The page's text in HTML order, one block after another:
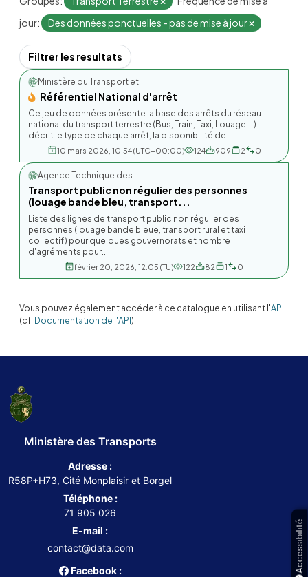
Accessibilité
jour:
Des données ponctuelles - pas de mise à jour
Filtrer les resultats
Ministère du Transport et...
Référentiel National d'arrêt
Ce jeu de données présente la base des arrêts du réseau
national du transport terrestre (Bus, Train, Taxi, Louage ...). Il
décrit le type de chaque arrêt, la disponibilité de...
10 mars 2026, 10:54 (UTC+00:00) 124 909 2 0
Agence Technique des...
Transport public non régulier des personnes
(louage bande bleu, transport...
Liste des lignes de transport public non régulier des
personnes (louage bande bleue, transport rural et taxi
collectif) pour quelques gouvernorats et nombre
d'agréments pour...
février 20, 2026, 12:05 (TU) 122 82 1 0
Vous pouvez également accéder à ce catalogue en utilisant l'API
(cf. Documentation de l'API).
Ministère des Transports
Adresse :
R58P+H73, Cité Monplaisir et Borgel
Téléphone :
71 905 026
E-mail :
contact@data.com
Facebook :